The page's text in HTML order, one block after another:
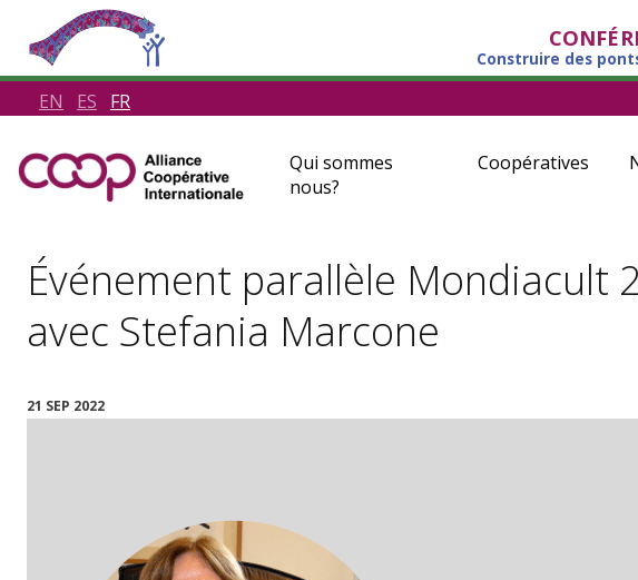
Construire des
EN ES FR
Qui sommes
nous?
Coopératives
Événement parallèle Mondiacult
avec Stefania Marcone
21 SEP 2022